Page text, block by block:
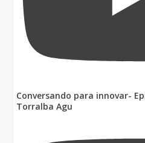
Conversando para innovar-
Torralba Agu